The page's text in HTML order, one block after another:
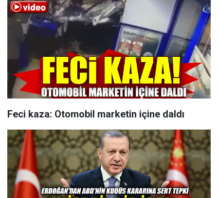
Feci kaza: Otomobil marketin içine daldı